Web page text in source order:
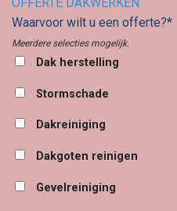
Waarvoor wilt u een offerte?*
Meerdere selecties mogelijk.
Dak herstelling
Stormschade
Dakreiniging
Dakgoten reinigen
Gevelreiniging